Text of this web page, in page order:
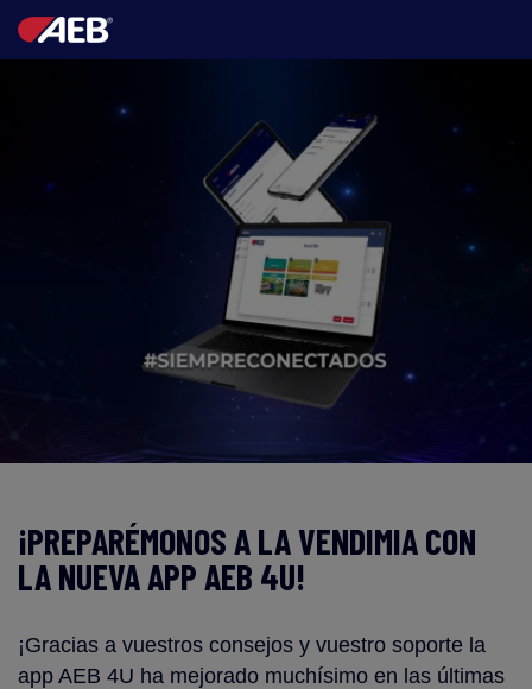
CERVEZA
AR
¡PREPARÉMONOS A LA VENDIMIA CON
LA NUEVA APP AEB 4U!
¡Gracias a vuestros consejos y vuestro soporte la
app AEB 4U ha mejorado muchísimo en las últimas